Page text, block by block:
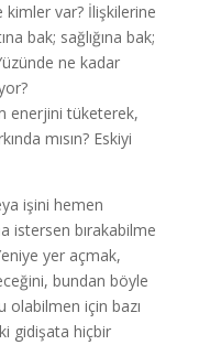
kimler var? İlişkilerine
bak; sağlığına bak;
ne kadar
enerjini tüketerek,
mısın? Eskiyi
işini hemen
istersen bırakabilme
yer açmak,
bundan böyle
olabilmen için bazı
gidişata hiçbir